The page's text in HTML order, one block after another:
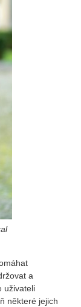
a
uživateli
některé jejich